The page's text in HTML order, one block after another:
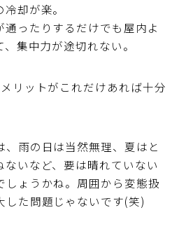
却が楽。
通ったりするだけでも屋内よ
集中力が途切れない。
リットがこれだけあれば十分
雨の日は当然無理、夏はと
いなど、要は晴れていない
しょうかね。周囲から変態扱
た問題じゃないです(笑)